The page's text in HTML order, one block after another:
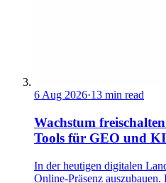
6 Aug 2026·13 min read
Wachstum
Tools für GEO und
In der heutigen digitalen
Online-Präsenz